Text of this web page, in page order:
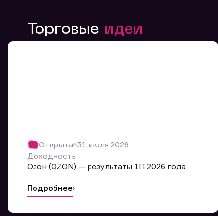
Торговые идеи
Открыта 31 июля 2026
Доходность
Озон (OZON) — результаты 1П 2026 года
Подробнее
Мы